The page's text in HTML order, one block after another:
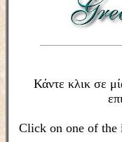
Κάντε κλικ σε
Click on one of the